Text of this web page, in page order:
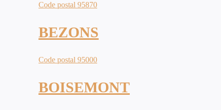
Code postal 95870
BEZONS
Code postal 95000
BOISEMONT